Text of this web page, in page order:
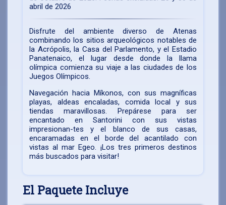
abril de 2026
Disfrute del ambiente diverso de Atenas
combinando los sitios arqueológicos notables de
la Acrópolis, la Casa del Parlamento, y el Estadio
Panatenaico, el lugar desde donde la llama
olímpica comienza su viaje a las ciudades de los
Juegos Olímpicos.
Navegación hacia Míkonos, con sus magníficas
playas, aldeas encaladas, comida local y sus
tiendas maravillosas. Prepárese para ser
encantado en Santorini con sus vistas
impresionan-tes y el blanco de sus casas,
encaramadas en el borde del acantilado con
vistas al mar Egeo. ¡Los tres primeros destinos
más buscados para visitar!
El Paquete Incluye